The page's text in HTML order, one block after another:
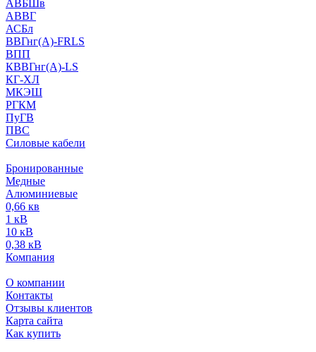
АВБШв
АВВГ
АСБл
ВВГнг(А)-FRLS
ВПП
КВВГнг(А)-LS
КГ-ХЛ
МКЭШ
РГКМ
ПуГВ
ПВС
Силовые кабели
Бронированные
Медные
Алюминиевые
0,66 кв
1 кВ
10 кВ
0,38 кВ
Компания
О компании
Контакты
Отзывы клиентов
Карта сайта
Как купить